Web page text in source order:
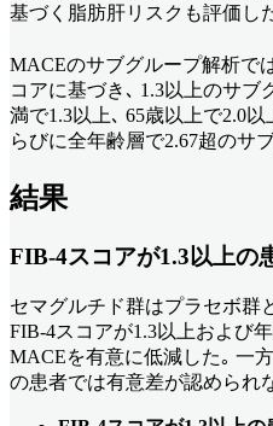
基づく脂肪肝リスクも評価し
MACEのサブグループ解析で
コアに基づき､ 1.3以上のサブ
満で1.3以上､ 65歳以上で2.0
らびに全年齢層で2.67超のサ
結果
FIB-4スコアが1.3以上の
セマグルチド群はプラセボ群
FIB-4スコアが1.3以上および
MACEを有意に低減した｡ 一
の患者では有意差が認められ